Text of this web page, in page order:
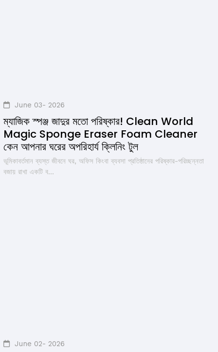
June 03- 2026
ম্যাজিক স্পঞ্জ জাদুর মতো পরিষ্কার! Clean World
Magic Sponge Eraser Foam Cleaner
কেন আপনার ঘরের অপরিহার্য ক্লিনিং টুল
ভূমিকাবর্তমান ব্যস্ত জীবনে ঘর, অফিস কিংবা ব্যবসা প্রতিষ্ঠানের পরিষ্কার-পরিচ্ছন্নতা
বজায় রাখা একটি ব...
June 02- 2026